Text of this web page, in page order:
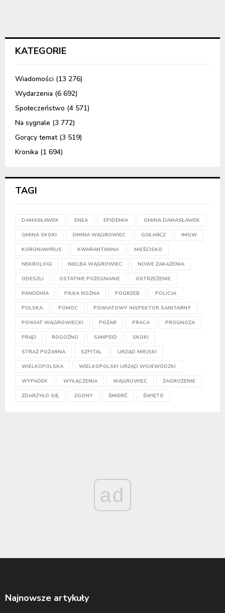
KATEGORIE
Wiadomości (13 276)
Wydarzenia (6 692)
Społeczeństwo (4 571)
Na sygnale (3 772)
Gorący temat(3 519)
Kronika (1 694)
TAGI
DAMASŁAWEK ENEA EPIDEMIA GMINA DAMASŁAWEK
GMINA SKOKI GMINA WĄGROWIEC GOŁAŃCZ IMGW
KORONAWIRUS KWARANTANNA MIEŚCISKO
NEKROLOGI NIELBA WĄGROWIEC NOWE ZAKAŻENIA
ODESZLI OSTATNIE POŻEGNANIE OSTRZEŻENIE
PANDEMIA PIŁKA NOŻNA POGRZEB POLICJA
POLSKA POMOC POWIATOWY INSPEKTOR SANITARNY
POWIAT WĄGROWIECKI POŻAR PRACA PROGNOZA
PRĄD ROGOŹNO SANPEID SKOKI
STRAŻ POŻARNA SZPITAL URZĄD MIEJSKI
WIELKOPOLSKA WIELKOPOLSKI URZĄD WOJEWÓDZKI
WYPADEK WYŁĄCZENIA WĄGROWIEC ZAGROŻENIE
ZDARZYŁO SIĘ ZGONY ŚMIERĆ ŚWIĘTO
ad
Najnowsze artykuły